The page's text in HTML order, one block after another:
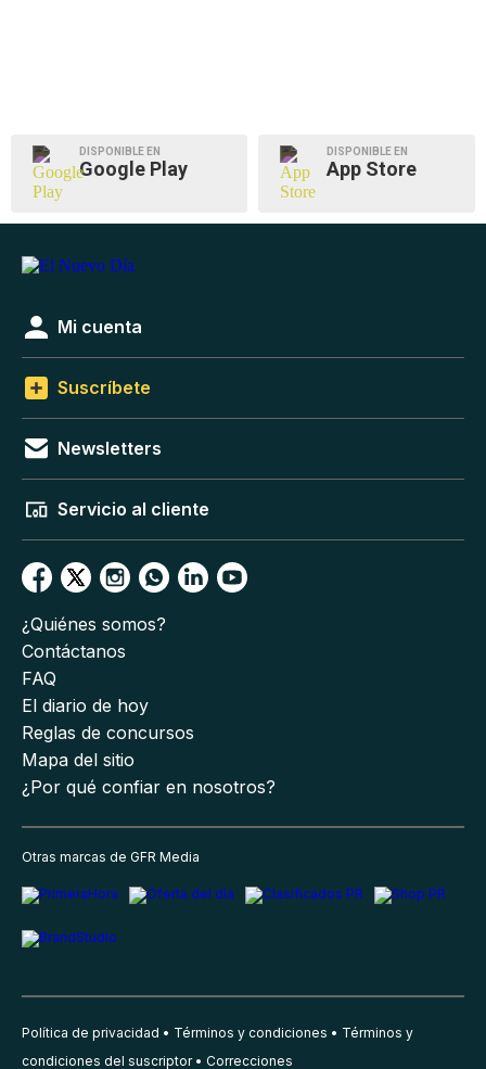
DISPONIBLE EN
Google Play
DISPONIBLE EN
App Store
Mi cuenta
Suscríbete
Newsletters
Servicio al cliente
¿Quiénes somos?
Contáctanos
FAQ
El diario de hoy
Reglas de concursos
Mapa del sitio
¿Por qué confiar en nosotros?
Otras marcas de GFR Media
Política de privacidad Términos y condiciones
Términos y
condiciones del suscriptor
Correcciones